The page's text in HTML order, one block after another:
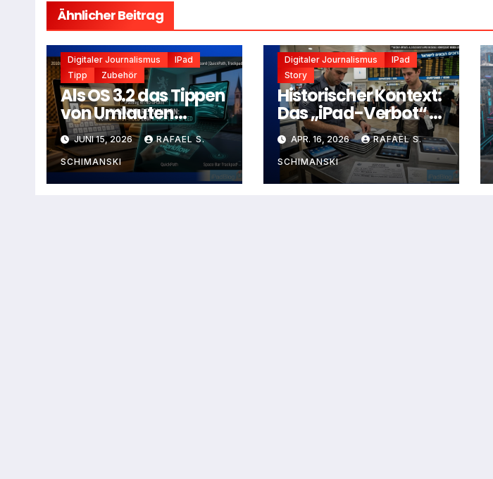
Ähnlicher Beitrag
Digitaler Journalismus
IPad
Tipp
Zubehör
Als OS 3.2 das Tippen
von Umlauten
revolutionierte
JUNI 15, 2026 RAFAEL S.
SCHIMANSKI
Digitaler Journalismus
IPad
Story
Historischer Kontext:
Das „iPad-Verbot“ in
Israel 2010
APR. 16, 2026 RAFAEL S.
SCHIMANSKI